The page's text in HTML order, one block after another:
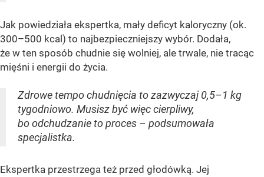
Jak powiedziała ekspertka, mały deficyt kaloryczny (ok.
300–500 kcal) to najbezpieczniejszy wybór. Dodała,
że w ten sposób chudnie się wolniej, ale trwale, nie tracąc
mięśni i energii do życia.
Zdrowe tempo chudnięcia to zazwyczaj 0,5–1 kg
tygodniowo. Musisz być więc cierpliwy,
bo odchudzanie to proces – podsumowała
specjalistka.
Ekspertka przestrzega też przed głodówką. Jej